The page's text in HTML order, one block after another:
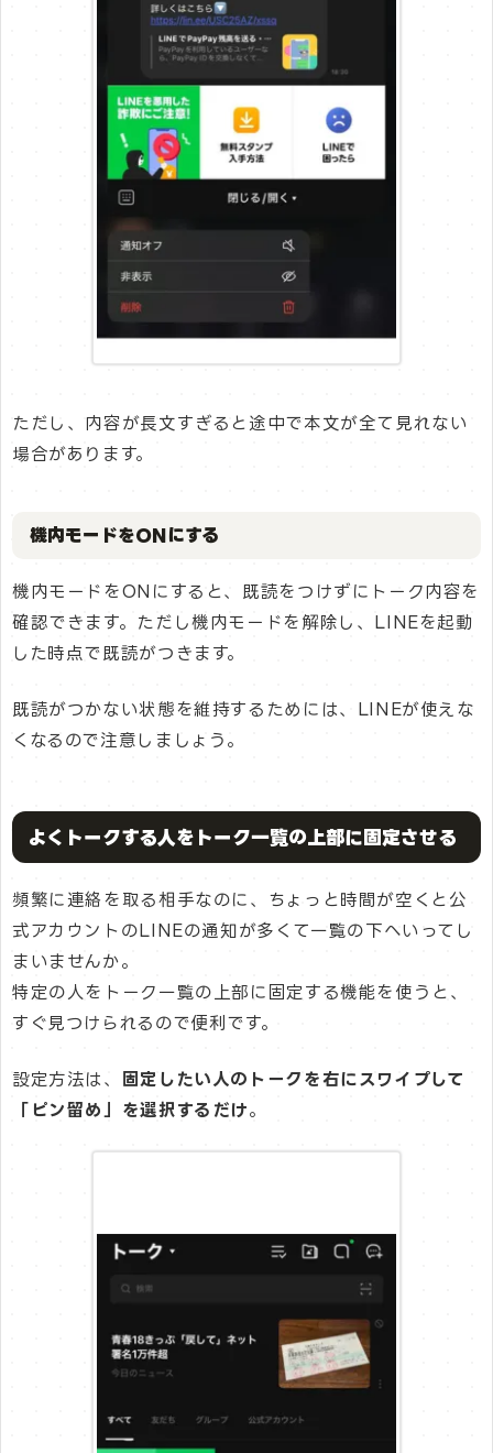
ただし、内容が長文すぎると途中で本文が全て見れない
場合があります。
機内モードをONにする
機内モードをONにすると、既読をつけずにトーク内容を
確認できます。ただし機内モードを解除し、LINEを起動
した時点で既読がつきます。
既読がつかない状態を維持するためには、LINEが使えな
くなるので注意しましょう。
よくトークする人をトーク一覧の上部に固定させる
頻繁に連絡を取る相手なのに、ちょっと時間が空くと公
式アカウントのLINEの通知が多くて一覧の下へいってし
まいませんか。
特定の人をトーク一覧の上部に固定する機能を使うと、
すぐ見つけられるので便利です。
設定方法は、
固定したい人のトークを右にスワイプして
「ピン留め」を選択するだけ。